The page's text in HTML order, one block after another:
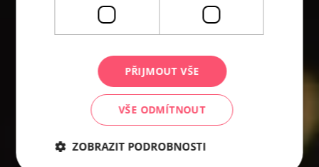
PŘIJMOUT VŠE
VŠE ODMÍTNOUT
ZOBRAZIT PODROBNOSTI